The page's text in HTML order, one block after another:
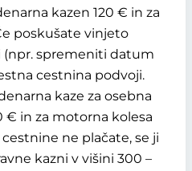
kazen 120 € in za
poskušate vinjeto
spremeniti datum
cestnina podvoji.
kaze za osebna
€ in za motorna kolesa
ne plačate, se ji
kazni v višini 300 –